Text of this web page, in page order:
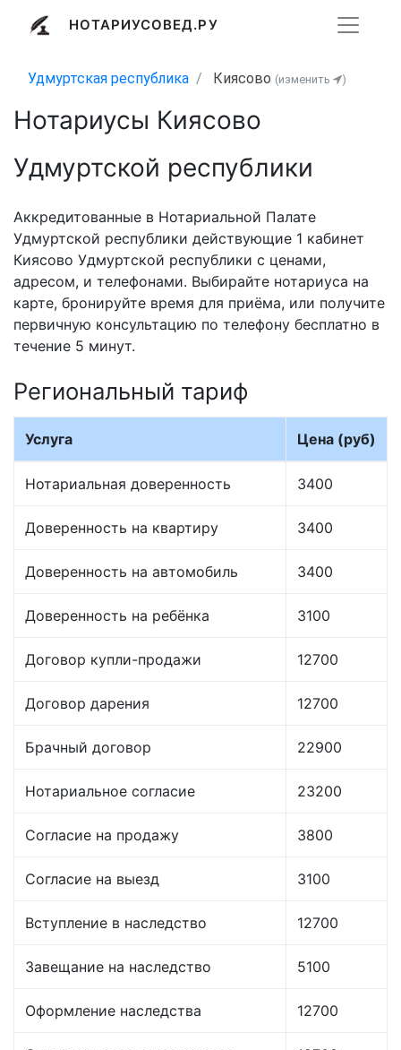
НОТАРИУСОВЕД.РУ
Удмуртская республика Киясово (изменить )
Нотариусы Киясово
Удмуртской республики
Аккредитованные в Нотариальной Палате
Удмуртской республики действующие 1 кабинет
Киясово Удмуртской республики с ценами,
адресом, и телефонами. Выбирайте нотариуса на
карте, бронируйте время для приёма, или получите
первичную консультацию по телефону бесплатно в
течение 5 минут.
Региональный тариф
Услуга Цена (руб)
Нотариальная доверенность 3400
Доверенность на квартиру 3400
Доверенность на автомобиль 3400
Доверенность на ребёнка 3100
Договор купли-продажи 12700
Договор дарения 12700
Брачный договор 22900
Нотариальное согласие 23200
Согласие на продажу 3800
Согласие на выезд 3100
Вступление в наследство 12700
Завещание на наследство 5100
Оформление наследства 12700